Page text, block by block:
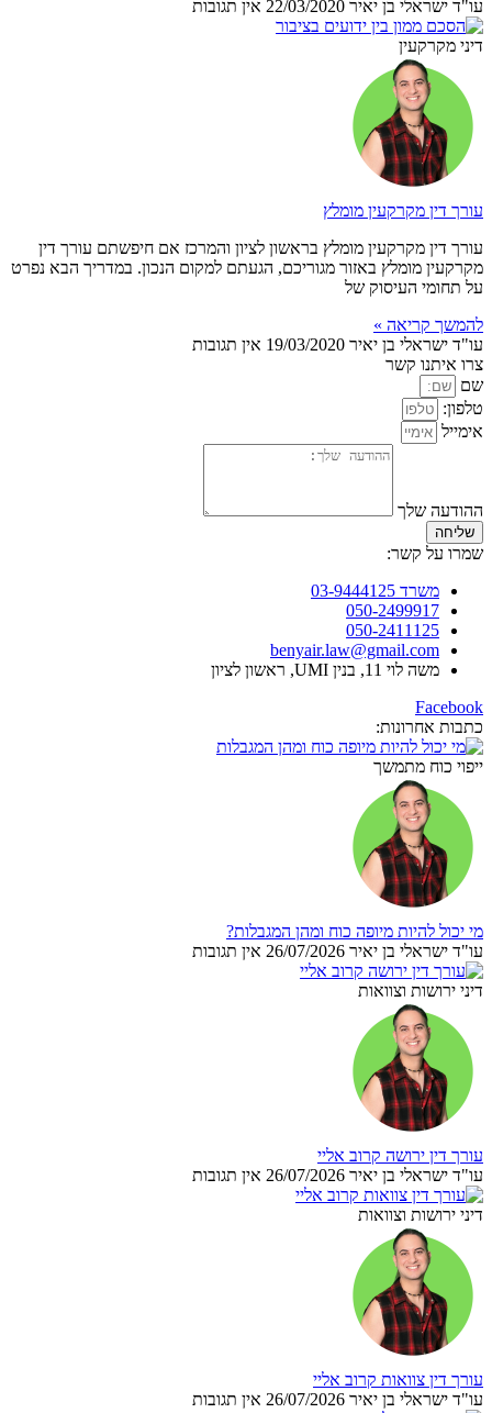
עו"ד ישראלי בן יאיר 22/03/2020 אין תגובות
דיני מקרקעין
עורך דין מקרקעין מומלץ
עורך דין מקרקעין מומלץ בראשון לציון והמרכז אם חיפשתם עורך דין
מקרקעין מומלץ באזור מגוריכם, הגעתם למקום הנכון. במדריך הבא נפרט
על תחומי העיסוק של
להמשך קריאה »
עו"ד ישראלי בן יאיר 19/03/2020 אין תגובות
צרו איתנו קשר
שם
טלפון:
אימייל
ההודעה שלך
שליחה
שמרו על קשר:
משרד 03-9444125
050-2499917
050-2411125
benyair.law@gmail.com
משה לוי 11, בנין UMI, ראשון לציון
Facebook
כתבות אחרונות:
ייפוי כוח מתמשך
מי יכול להיות מיופה כוח ומהן המגבלות?
עו"ד ישראלי בן יאיר 26/07/2026 אין תגובות
דיני ירושות וצוואות
עורך דין ירושה קרוב אליי
עו"ד ישראלי בן יאיר 26/07/2026 אין תגובות
דיני ירושות וצוואות
עורך דין צוואות קרוב אליי
עו"ד ישראלי בן יאיר 26/07/2026 אין תגובות